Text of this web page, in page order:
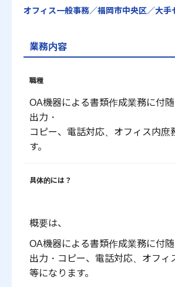
オフィス一般事務／福岡市中央区／大手
業務内容
職種
OA機器による書類作成業務に付
出力・
コピー、電話対応、オフィス内庶
す。
具体的には？
概要は、
OA機器による書類作成業務に付
出力・コピー、電話対応、オフィ
等になります。